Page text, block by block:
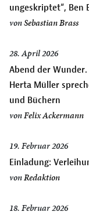
ungeskriptet“, Ben
vonSebastian Brass
28. April 2026
Abend der
Herta Müller
und Büchern
vonFelix Ackermann
19. Februar 2026
Einladung:
vonRedaktion
18. Februar 2026